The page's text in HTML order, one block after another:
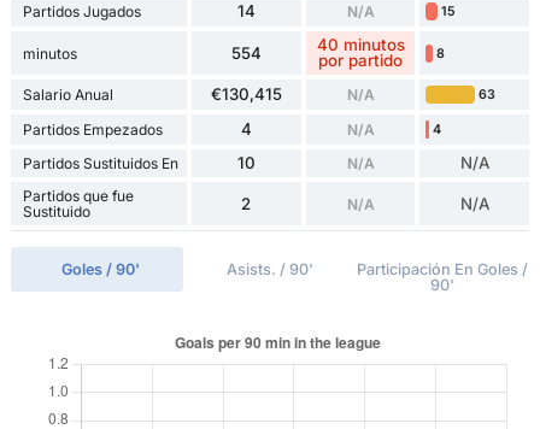
Partidos Jugados 14 N/A 15
minutos 554
40 minutos
por partido
8
Salario Anual €130,415 N/A 63
Partidos Empezados 4 N/A 4
Partidos Sustituidos En 10 N/A N/A
Partidos que fue
Sustituido
2 N/A N/A
Goles / 90' Asists. / 90'
Participación En Goles /
90'